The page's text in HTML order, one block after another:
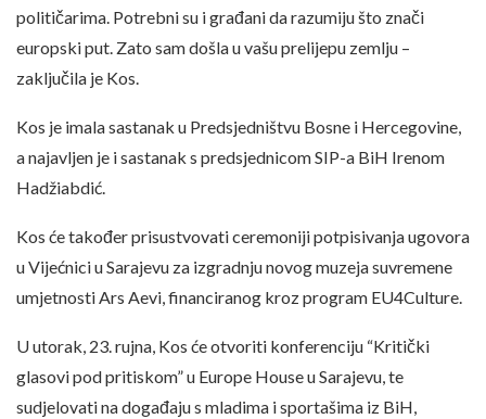
političarima. Potrebni su i građani da razumiju što znači
europski put. Zato sam došla u vašu prelijepu zemlju –
zaključila je Kos.
Kos je imala sastanak u Predsjedništvu Bosne i Hercegovine,
a najavljen je i sastanak s predsjednicom SIP-a BiH Irenom
Hadžiabdić.
Kos će također prisustvovati ceremoniji potpisivanja ugovora
u Vijećnici u Sarajevu za izgradnju novog muzeja suvremene
umjetnosti Ars Aevi, financiranog kroz program EU4Culture.
U utorak, 23. rujna, Kos će otvoriti konferenciju “Kritički
glasovi pod pritiskom” u Europe House u Sarajevu, te
sudjelovati na događaju s mladima i sportašima iz BiH,